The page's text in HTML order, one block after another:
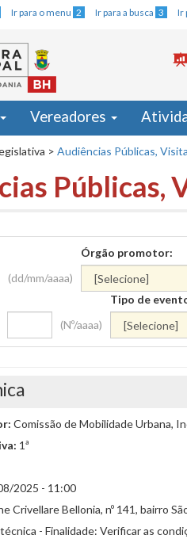
Ir para o menu 2 Ir para a busca 3 Ir
Vereadores
> Audiências Públicas,
Públicas,
(dd/mm/aaaa)
Órgão promotor:
(Nº/aaaa)
Tipo de
Comissão de Mobilidade Urbana,
1ª
2025 - 11:00
Crivellare Bellonia, nº 141, bairro
- Finalidade: Verificar as